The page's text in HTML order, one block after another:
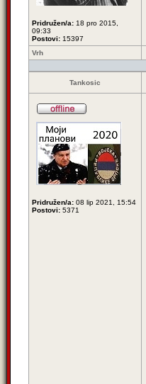
Pridružen/a: 18 pro 2015,
09:33
Postovi: 15397
Vrh
Tankosic
Pridružen/a: 08 lip 2021, 15:54
Postovi: 5371